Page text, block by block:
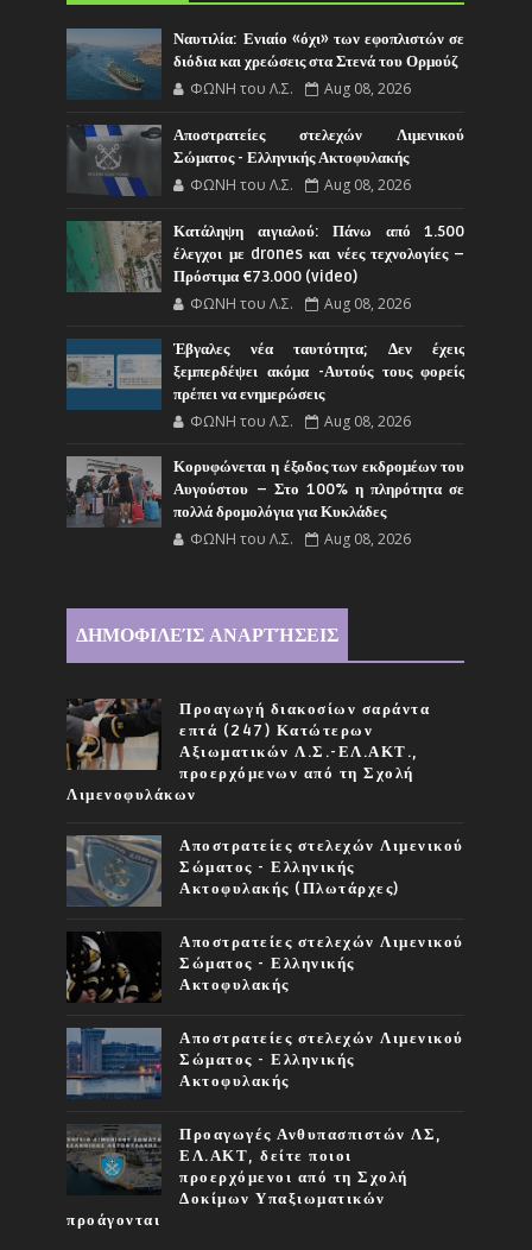
Ναυτιλία: Ενιαίο «όχι» των εφοπλιστών σε
διόδια και χρεώσεις στα Στενά του Ορμούζ
ΦΩΝΗ του Λ.Σ. Aug 08, 2026
Αποστρατείες στελεχών Λιμενικού
Σώματος - Ελληνικής Ακτοφυλακής
ΦΩΝΗ του Λ.Σ. Aug 08, 2026
Κατάληψη αιγιαλού: Πάνω από 1.500
έλεγχοι με drones και νέες τεχνολογίες –
Πρόστιμα €73.000 (video)
ΦΩΝΗ του Λ.Σ. Aug 08, 2026
Έβγαλες νέα ταυτότητα; Δεν έχεις
ξεμπερδέψει ακόμα -Αυτούς τους φορείς
πρέπει να ενημερώσεις
ΦΩΝΗ του Λ.Σ. Aug 08, 2026
Κορυφώνεται η έξοδος των εκδρομέων του
Αυγούστου – Στο 100% η πληρότητα σε
πολλά δρομολόγια για Κυκλάδες
ΦΩΝΗ του Λ.Σ. Aug 08, 2026
ΔΗΜΟΦΙΛΕΊΣ ΑΝΑΡΤΉΣΕΙΣ
Προαγωγή διακοσίων σαράντα
επτά (247) Κατώτερων
Αξιωματικών Λ.Σ.-ΕΛ.ΑΚΤ.,
προερχόμενων από τη Σχολή
Λιμενοφυλάκων
Αποστρατείες στελεχών Λιμενικού
Σώματος - Ελληνικής
Ακτοφυλακής (Πλωτάρχες)
Αποστρατείες στελεχών Λιμενικού
Σώματος - Ελληνικής
Ακτοφυλακής
Αποστρατείες στελεχών Λιμενικού
Σώματος - Ελληνικής
Ακτοφυλακής
Προαγωγές Ανθυπασπιστών ΛΣ,
ΕΛ.ΑΚΤ, δείτε ποιοι
προερχόμενοι από τη Σχολή
Δοκίμων Υπαξιωματικών
προάγονται